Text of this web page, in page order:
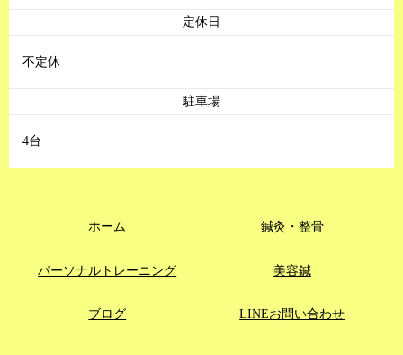
定休日
不定休
駐車場
4台
ホーム 鍼灸・整骨
パーソナルトレーニング 美容鍼
ブログ LINEお問い合わせ